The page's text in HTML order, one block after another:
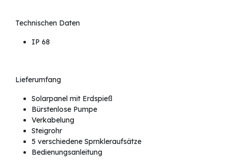
Technischen Daten
IP 68
Lieferumfang
Solarpanel mit Erdspieß
Bürstenlose Pumpe
Verkabelung
Steigrohr
5 verschiedene Sprnkleraufsätze
Bedienungsanleitung